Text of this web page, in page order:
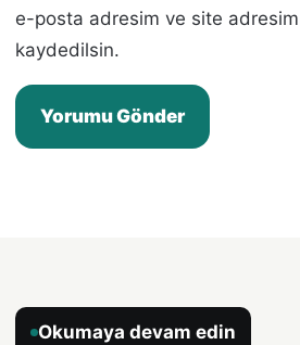
e-posta adresim ve site adresim
kaydedilsin.
Okumaya devam edin